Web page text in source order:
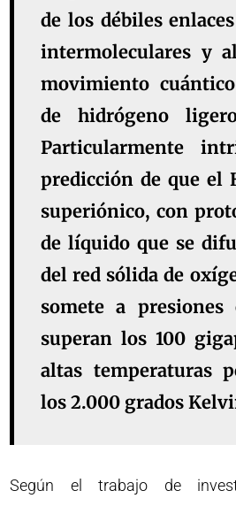
de los débiles
intermoleculares y
movimiento
de hidrógeno
Particularmente
predicción de que el
superiónico, con
de líquido que se
del red sólida de
somete a presiones
superan los 100
altas temperaturas
los 2.000 grados
Según el trabajo de